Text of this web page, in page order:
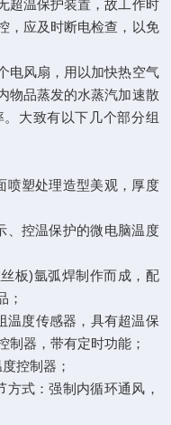
超温保护装置，故工作时
，应及时断电检查，以免
电风扇，用以加快热空气
物品蒸发的水蒸汽加速散
大致有以下几个部分组
塑处理造型美观，厚度
控温保护的微电脑温度
板)氩弧焊制作而成，配
；
度传感器，具有超温保
制器，带有定时功能；
控制器；
方式：强制内循环通风，